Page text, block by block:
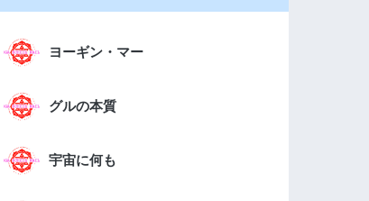
ヨーギン・マー
グルの本質
宇宙に何も